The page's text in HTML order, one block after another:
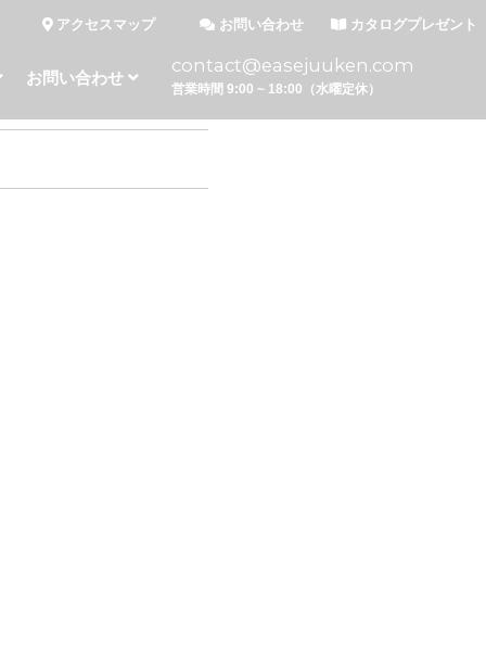
アクセスマップ お問い合わせ カタログプレゼント
お問い合わせ
contact@easejuuken.com
営業時間 9:00 ~ 18:00（水曜定休）